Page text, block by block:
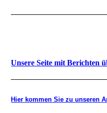
Unsere Seite mit Berichten
Hier kommen Sie zu unseren